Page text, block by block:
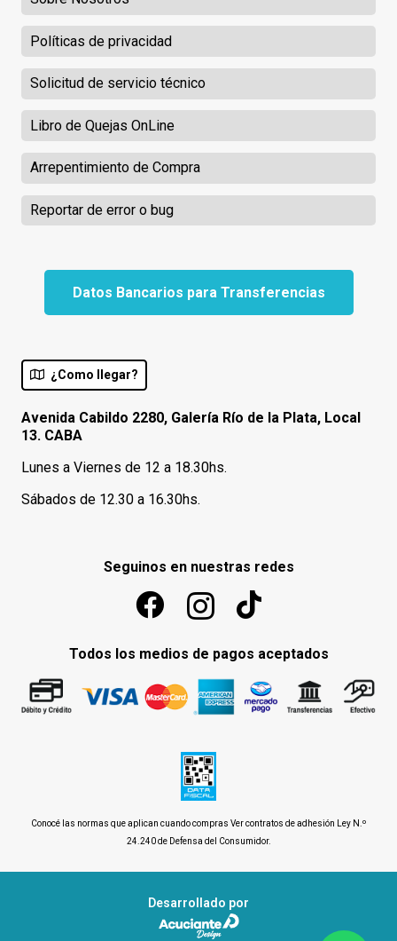
Políticas de privacidad
Solicitud de servicio técnico
Libro de Quejas OnLine
Arrepentimiento de Compra
Reportar de error o bug
Datos Bancarios para Transferencias
¿Como llegar?
Avenida Cabildo 2280, Galería Río de la Plata, Local
13. CABA
Lunes a Viernes de 12 a 18.30hs.
Sábados de 12.30 a 16.30hs.
Seguinos en nuestras redes
Todos los medios de pagos aceptados
Conocé las normas que aplican cuando compras Ver contratos de adhesión Ley N.º
24.240 de Defensa del Consumidor.
Desarrollado por